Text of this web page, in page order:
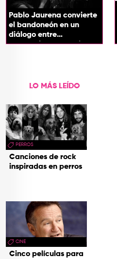
Pablo Jaurena convierte
el bandoneón en un
diálogo entre
generaciones con el
LO MÁS LEÍDO
PERROS
Canciones de rock
inspiradas en perros
CINE
Cinco películas para